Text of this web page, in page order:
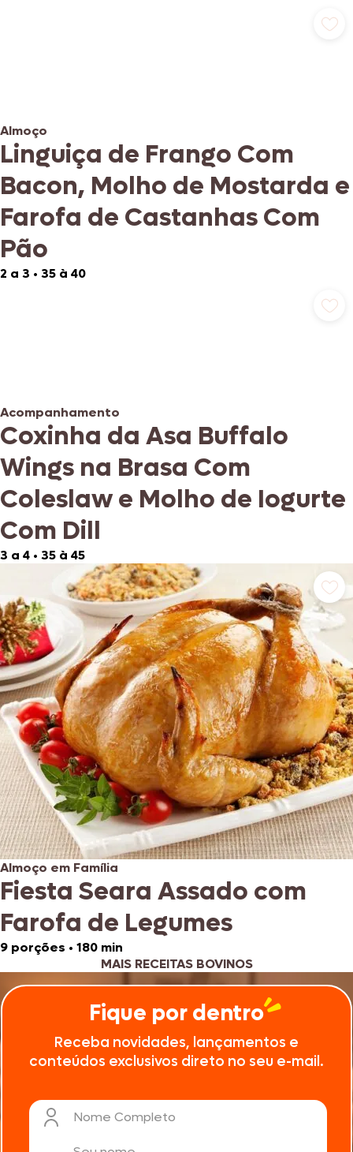
Almoço
Linguiça de Frango Com
Bacon, Molho de Mostarda e
Farofa de Castanhas Com
Pão
2 a 3 • 35 à 40
Acompanhamento
Coxinha da Asa Buffalo
Wings na Brasa Com
Coleslaw e Molho de Iogurte
Com Dill
3 a 4 • 35 à 45
Almoço em Família
Fiesta Seara Assado com
Farofa de Legumes
9 porções • 180 min
MAIS RECEITAS BOVINOS
Fique por dentro
Receba novidades, lançamentos e
conteúdos exclusivos direto no seu e-mail.
Nome Completo